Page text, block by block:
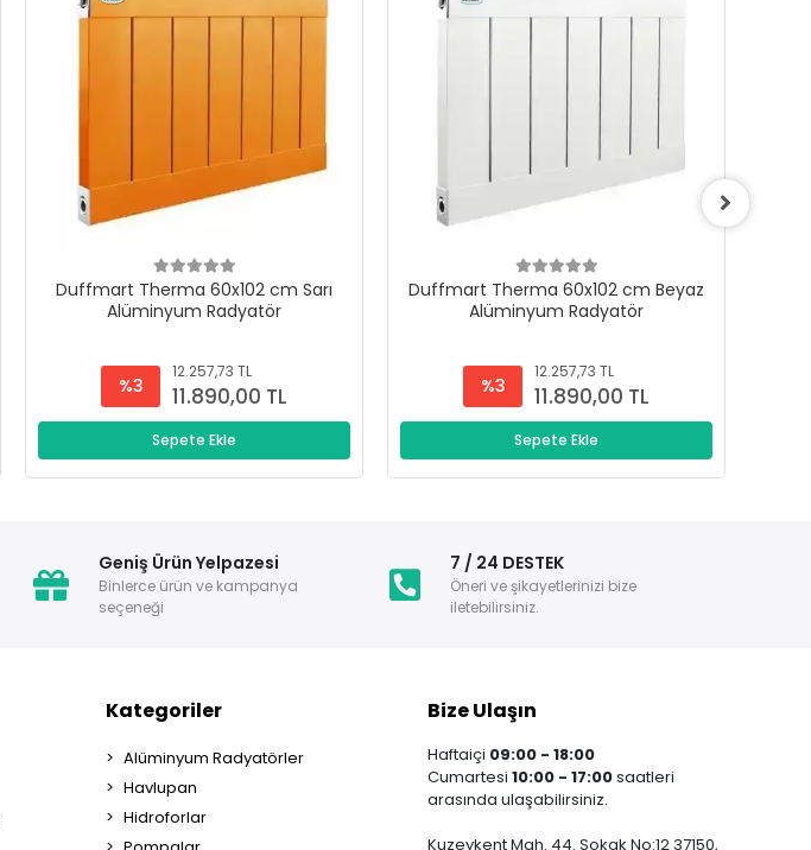
Duffmart Therma 60x102 cm Sarı
Alüminyum Radyatör
%3
12.257,73 TL
11.890,00 TL
Sepete Ekle
Duffmart Therma 60x102 cm Beyaz
Alüminyum Radyatör
%3
12.257,73 TL
11.890,00 TL
Sepete Ekle
Geniş Ürün Yelpazesi
Binlerce ürün ve kampanya
seçeneği
7 / 24 DESTEK
Öneri ve şikayetlerinizi bize
iletebilirsiniz.
Kategoriler
Alüminyum Radyatörler
Havlupan
Hidroforlar
Bize Ulaşın
Haftaiçi 09:00 - 18:00
Cumartesi 10:00 - 17:00saatleri
arasında ulaşabilirsiniz.
Kuzeykent Mah. 44. Sokak No:12 37150,